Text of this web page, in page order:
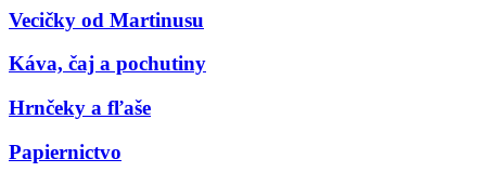
Vecičky od Martinusu
Káva, čaj a pochutiny
Hrnčeky a fľaše
Papiernictvo